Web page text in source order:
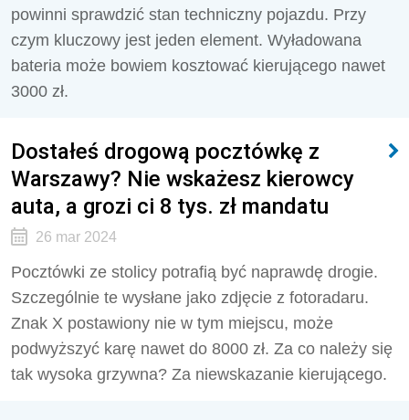
powinni sprawdzić stan techniczny pojazdu. Przy
czym kluczowy jest jeden element. Wyładowana
bateria może bowiem kosztować kierującego nawet
3000 zł.
Dostałeś drogową pocztówkę z
Warszawy? Nie wskażesz kierowcy
auta, a grozi ci 8 tys. zł mandatu
26 mar 2024
Pocztówki ze stolicy potrafią być naprawdę drogie.
Szczególnie te wysłane jako zdjęcie z fotoradaru.
Znak X postawiony nie w tym miejscu, może
podwyższyć karę nawet do 8000 zł. Za co należy się
tak wysoka grzywna? Za niewskazanie kierującego.